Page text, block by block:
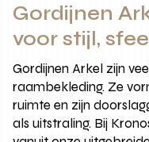
Gordijnen
voor stijl,
Gordijnen Arkel zijn
raambekleding. Ze
ruimte en zijn
als uitstraling. Bij